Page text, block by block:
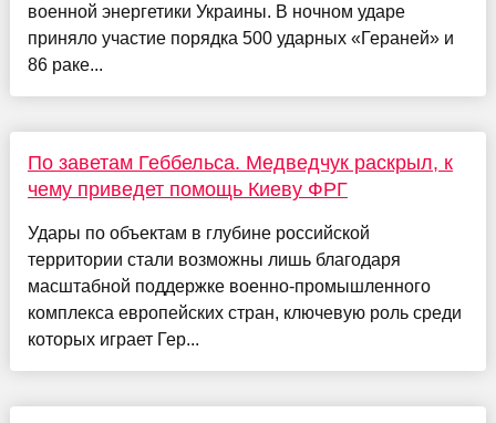
военной энергетики Украины. В ночном ударе
приняло участие порядка 500 ударных «Гераней» и
86 раке...
По заветам Геббельса. Медведчук раскрыл, к
чему приведет помощь Киеву ФРГ
Удары по объектам в глубине российской
территории стали возможны лишь благодаря
масштабной поддержке военно-промышленного
комплекса европейских стран, ключевую роль среди
которых играет Гер...